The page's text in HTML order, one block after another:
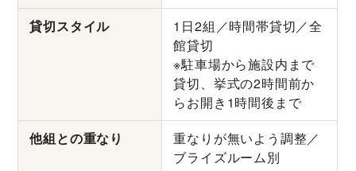
貸切スタイル
1日2組／時間帯貸切／全
館貸切
※駐車場から施設内まで
貸切、挙式の2時間前か
らお開き1時間後まで
他組との重なり
重なりが無いよう調整／
ブライズルーム別